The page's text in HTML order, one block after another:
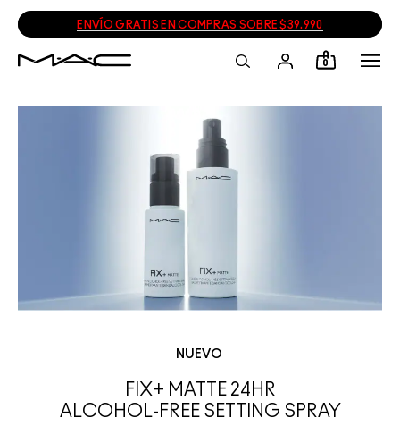
ENVÍO GRATIS EN COMPRAS SOBRE $39.990
0
NUEVO
FIX+ MATTE 24HR
ALCOHOL-FREE SETTING SPRAY